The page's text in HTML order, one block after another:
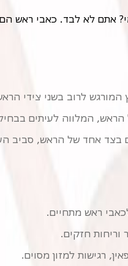
המורגש לרוב בשני צידי
המלווה לעיתים
בצד אחד של הראש, סביב
ראש מתחיים.
וריחות חזקים.
רגישות למזון מסוים.